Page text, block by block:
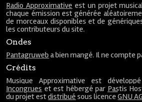
Radio Approximative est un projet
chaque émission est générée
de morceaux disponibles et de
les contributeurs du site.
Ondes
Pantagruweb a bien mangé. Il ne compte
Crédits
Musique Approximative est
Incongrues et est hébergé par Pastis
du projet estdistribué sous licenceGNU